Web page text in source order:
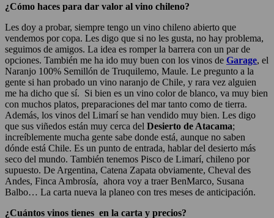
¿Cómo haces para dar valor al vino chileno?
Les doy a probar, siempre tengo un vino chileno abierto que
vendemos por copa. Les digo que si no les gusta, no hay problema,
seguimos de amigos. La idea es romper la barrera con un par de
opciones. También me ha ido muy buen con los vinos de Garage, el
Naranjo 100% Semillón de Truquilemo, Maule. Le pregunto a la
gente si han probado un vino naranjo de Chile, y rara vez alguien
me ha dicho que sí. Si bien es un vino color de blanco, va muy bien
con muchos platos, preparaciones del mar tanto como de tierra.
Además, los vinos del Limarí se han vendido muy bien. Les digo
que sus viñedos están muy cerca del Desierto de Atacama;
increíblemente mucha gente sabe donde está, aunque no saben
dónde está Chile. Es un punto de entrada, hablar del desierto más
seco del mundo. También tenemos Pisco de Limarí, chileno por
supuesto. De Argentina, Catena Zapata obviamente, Cheval des
Andes, Finca Ambrosía, ahora voy a traer BenMarco, Susana
Balbo… La carta nueva la planeo con tres meses de anticipación.
¿Cuántos vinos tienes en la carta y precios?